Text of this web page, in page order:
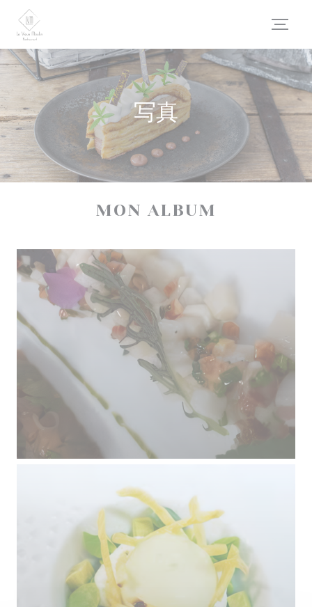
クッキー利用の管理について
写真
MON ALBUM